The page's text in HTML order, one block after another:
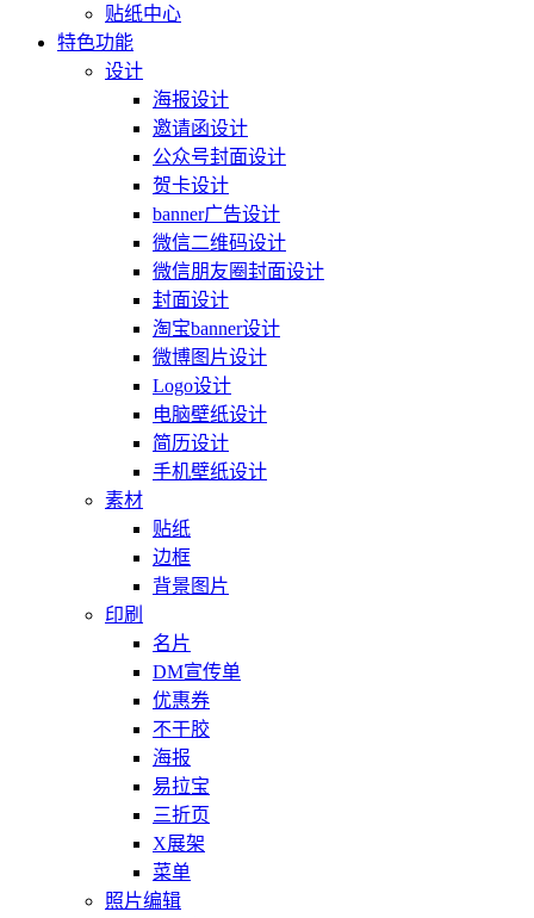
贴纸中心
特色功能
设计
海报设计
邀请函设计
公众号封面设计
贺卡设计
banner广告设计
微信二维码设计
微信朋友圈封面设计
封面设计
淘宝banner设计
微博图片设计
Logo设计
电脑壁纸设计
简历设计
手机壁纸设计
素材
贴纸
边框
背景图片
印刷
名片
DM宣传单
优惠券
不干胶
海报
易拉宝
三折页
X展架
菜单
照片编辑